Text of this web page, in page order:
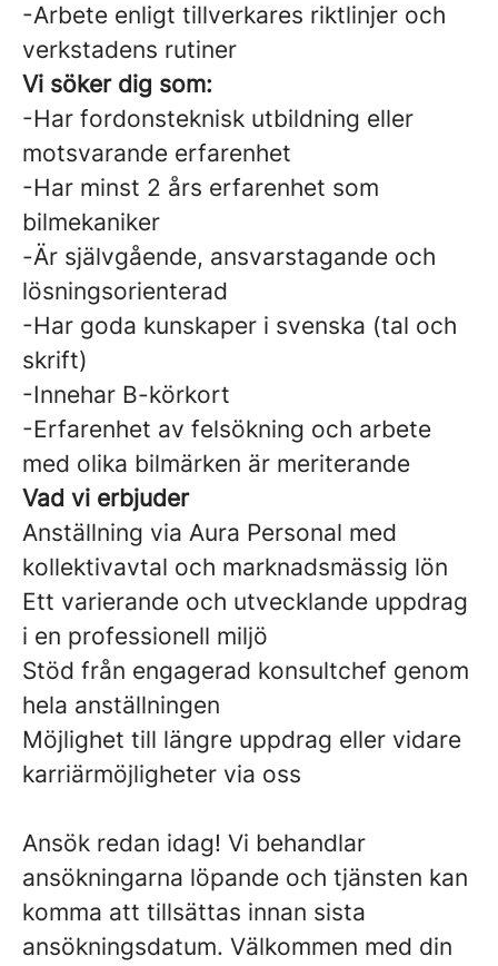
-Arbete enligt tillverkares riktlinjer och
verkstadens rutiner
Vi söker dig som:
-Har fordonsteknisk utbildning eller
motsvarande erfarenhet
-Har minst 2 års erfarenhet som
bilmekaniker
-Är självgående, ansvarstagande och
lösningsorienterad
-Har goda kunskaper i svenska (tal och
skrift)
-Innehar B-körkort
-Erfarenhet av felsökning och arbete
med olika bilmärken är meriterande
Vad vi erbjuder
Anställning via Aura Personal med
kollektivavtal och marknadsmässig lön
Ett varierande och utvecklande uppdrag
i en professionell miljö
Stöd från engagerad konsultchef genom
hela anställningen
Möjlighet till längre uppdrag eller vidare
karriärmöjligheter via oss
Ansök redan idag! Vi behandlar
ansökningarna löpande och tjänsten kan
komma att tillsättas innan sista
ansökningsdatum. Välkommen med din